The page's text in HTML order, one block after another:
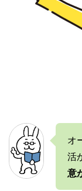
オ
活
意